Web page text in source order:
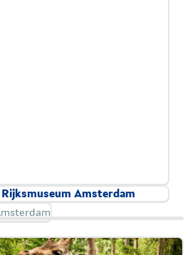
Amsterdam
van en voor iedereen! Hier